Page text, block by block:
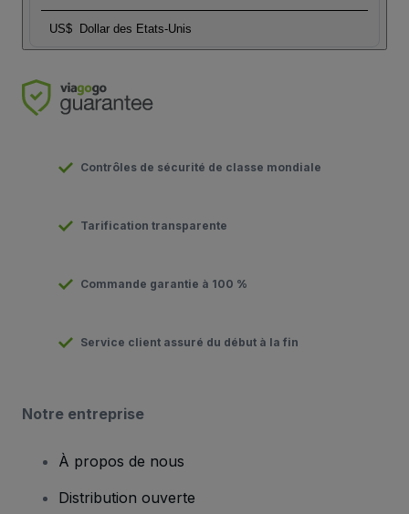
US$ Dollar des Etats-Unis
Contrôles de sécurité de classe mondiale
Tarification transparente
Commande garantie à 100 %
Service client assuré du début à la fin
Notre entreprise
À propos de nous
Distribution ouverte